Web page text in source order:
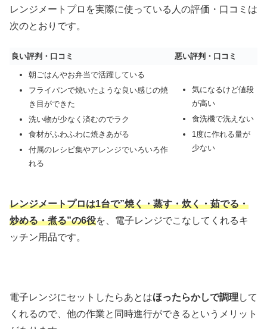
レンジメートプロを実際に使っている人の評価・口コミは
次のとおりです。
良い評判・口コミ 悪い評判・口コミ
朝ごはんやお弁当で活躍している
フライパンで焼いたような良い感じの焼
き目ができた
洗い物が少なく済むのでラク
食材がふわふわに焼きあがる
付属のレシピ集やアレンジでいろいろ作
れる
気になるけど値段
が高い
食洗機で洗えない
1度に作れる量が
少ない
レンジメートプロは1台で”焼く・蒸す・炊く・茹でる・
炒める・煮る”の6役を、電子レンジでこなしてくれるキ
ッチン用品です。
電子レンジにセットしたらあとはほったらかしで調理 して
くれるので、他の作業と同時進行ができるというメリット